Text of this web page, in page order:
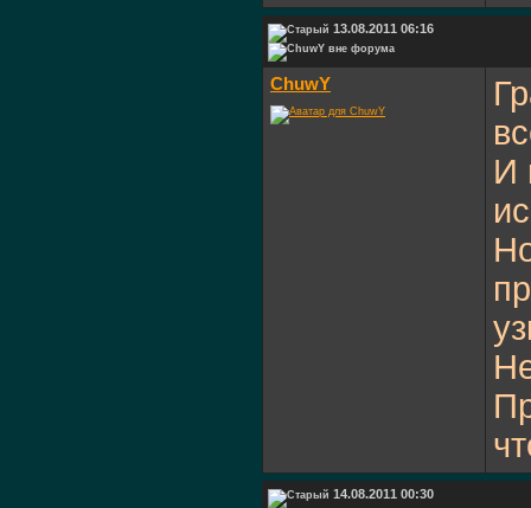
13.08.2011 06:16
ChuwY
И
14.08.2011 00:30